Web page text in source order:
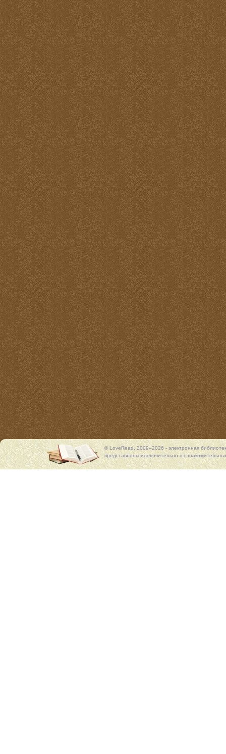
© LoveRead, 2009–2026 - электронная
представлены исключительно в